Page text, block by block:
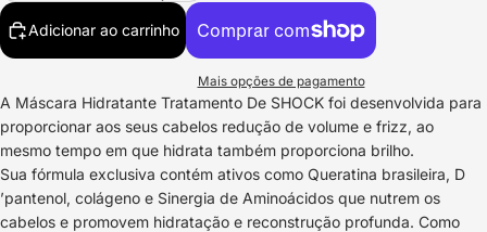
Adicionar ao carrinho
Mais opções de pagamento
A Máscara Hidratante Tratamento De SHOCK foi desenvolvida para
proporcionar aos seus cabelos redução de volume e frizz, ao
mesmo tempo em que hidrata também proporciona brilho.
Sua fórmula exclusiva contém ativos como Queratina brasileira, D
’pantenol, colágeno e Sinergia de Aminoácidos que nutrem os
cabelos e promovem hidratação e reconstrução profunda. Como